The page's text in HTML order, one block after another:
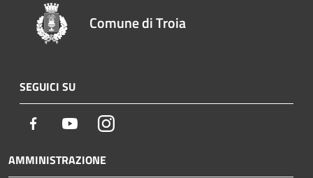
Comune di Troia
SEGUICI SU
Facebook YoutubeInstagram
AMMINISTRAZIONE